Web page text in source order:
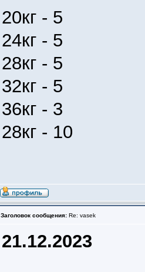
20кг - 5
24кг - 5
28кг - 5
32кг - 5
36кг - 3
28кг - 10
Заголовок сообщения: Re: vasek
21.12.2023